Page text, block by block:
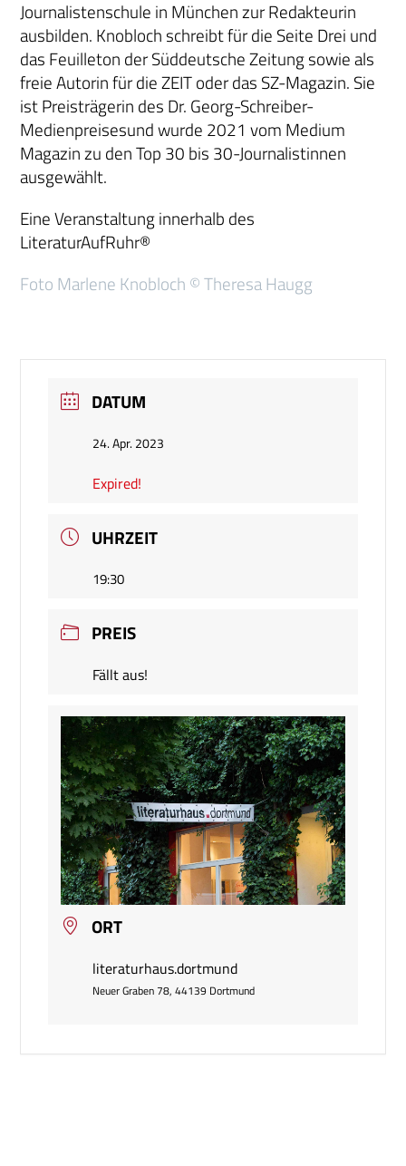
Journalistenschule in München zur Redakteurin
ausbilden. Knobloch schreibt für die Seite Drei und
das Feuilleton der Süddeutsche Zeitung sowie als
freie Autorin für die ZEIT oder das SZ-Magazin. Sie
ist Preisträgerin des Dr. Georg-Schreiber-
Medienpreisesund wurde 2021 vom Medium
Magazin zu den Top 30 bis 30-Journalistinnen
ausgewählt.
Eine Veranstaltung innerhalb des
LiteraturAufRuhr®
Foto Marlene Knobloch © Theresa Haugg
DATUM
24. Apr. 2023
Expired!
UHRZEIT
19:30
PREIS
Fällt aus!
ORT
literaturhaus.dortmund
Neuer Graben 78, 44139 Dortmund